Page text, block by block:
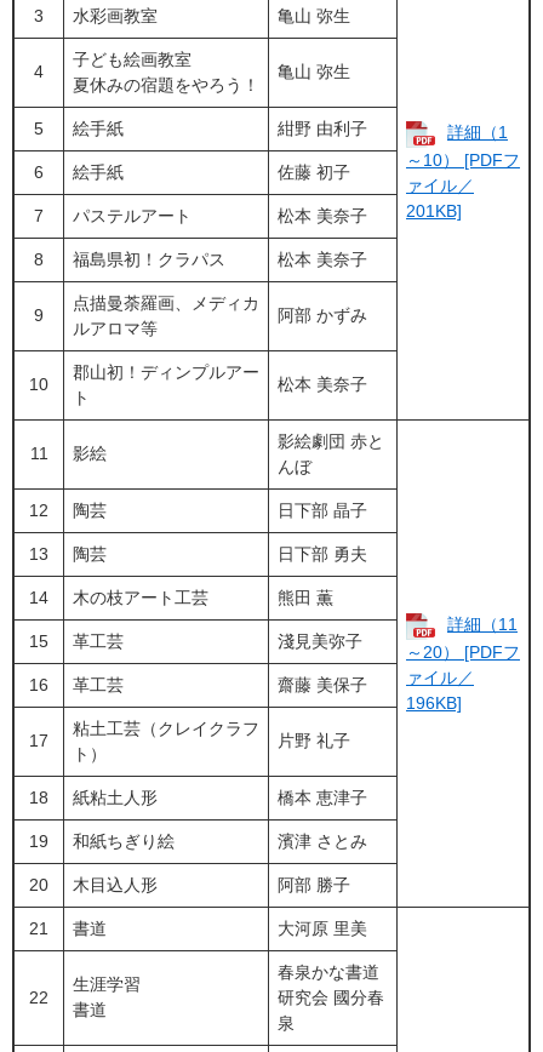
詳細（1
～10） [PDFフ
ァイル／
201KB]
3 水彩画教室 亀山 弥生
4
子ども絵画教室
夏休みの宿題をやろう！
亀山 弥生
5 絵手紙 紺野 由利子
6 絵手紙 ​​佐藤 初子
7 パステルアート ​​松本 美奈子
8 福島県初！クラパス 松本 美奈子
9
点描曼荼羅画、メディカ
ルアロマ等
​​阿部 かずみ
10
郡山初！ディンプルアー
ト
松本 美奈子
11 影絵
​​影絵劇団 赤と
んぼ
詳細（11
～20） [PDFフ
ァイル／
196KB]
12 陶芸 ​日下部 晶子
13 ​陶芸 日下部 勇夫
14 木の枝アート工芸 熊田 薫
15 革工芸 淺見美弥子
16 革工芸 齋藤 美保子
17
粘土工芸（クレイクラフ
ト）
片野 礼子
18 紙粘土人形 橋本 恵津子
19 ​和紙ちぎり絵 濱津 さとみ
20 ​​木目込人形 阿部 勝子
21 書道 大河原 里美
22
生涯学習
書道
春泉かな書道
研究会 國分春
泉